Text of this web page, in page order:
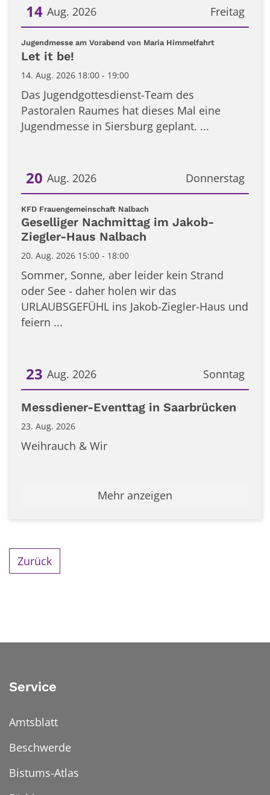
Freitag
14 Aug. 2026
Datum: 14. August 2026
Jugendmesse am Vorabend von Maria Himmelfahrt:
Let it be!
14. Aug. 2026 18:00 - 19:00
Das Jugendgottesdienst-Team des
Pastoralen Raumes hat dieses Mal eine
Jugendmesse in Siersburg geplant. ...
Donnerstag
20 Aug. 2026
Datum: 20. August 2026
KFD Frauengemeinschaft Nalbach
Geselliger Nachmittag im Jakob-
Ziegler-Haus Nalbach
20. Aug. 2026 15:00 - 18:00
Sommer, Sonne, aber leider kein Strand
oder See - daher holen wir das
URLAUBSGEFÜHL ins Jakob-Ziegler-Haus und
feiern ...
Sonntag
23 Aug. 2026
Datum: 23. August 2026
Messdiener-Eventtag in Saarbrücken
23. Aug. 2026
Weihrauch & Wir
Mehr anzeigen
Zurück
Service
Amtsblatt
Beschwerde
Bistums-Atlas